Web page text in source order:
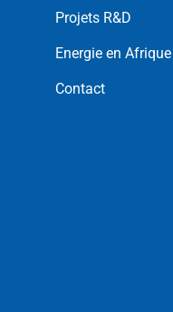
Projets R&D
Energie en Afrique
Contact